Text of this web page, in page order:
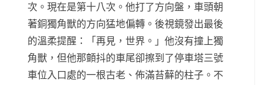
次。現在是第十八次。他打了方向盤，車頭朝
著銅獨角獸的方向猛地偏轉。後視鏡發出最後
的溫柔提醒：「再見，世界。」他沒有撞上獨
角獸，但他那顫抖的車尾卻擦到了停車塔三號
車位入口處的一根古老、佈滿苔蘚的柱子。不